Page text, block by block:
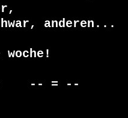
anderen...
-- = --